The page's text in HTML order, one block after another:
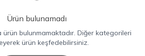
Ürün bulunamadı
bulunmamaktadır. Diğer kategorileri
ürün keşfedebilirsiniz.